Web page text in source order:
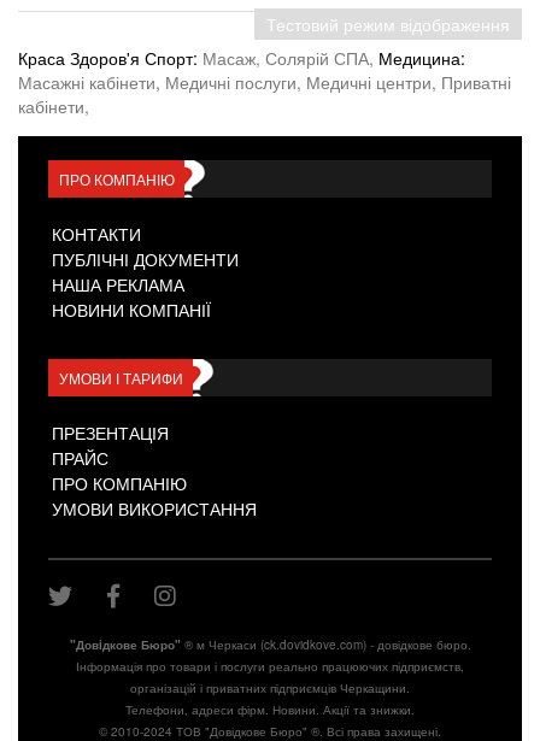
Пишіть сміливіше, залишайте свої відгуки про послуги та товари
фірм Черкаського регіону. Пам'ятайте, що ваш коментар може
багато чого змінити у роботі того чи іншого підприємства....
Тестовий режим відображення
Краса Здоров'я Спорт: Масаж, Солярій СПА, Медицина:
Масажні кабінети, Медичні послуги, Медичні центри, Приватні
кабінети,
ПРО КОМПАНІЮ
КОНТАКТИ
ПУБЛІЧНІ ДОКУМЕНТИ
НАША РЕКЛАМА
НОВИНИ КОМПАНІЇ
УМОВИ І ТАРИФИ
ПРЕЗЕНТАЦІЯ
ПРАЙС
ПРО КОМПАНІЮ
УМОВИ ВИКОРИСТАННЯ
"Довiдкове Бюро"® м Черкаси (ck.dovidkove.com) - довідкове бюро.
Інформація про товари і послуги реально працюючих підприємств,
організацій і приватних підприємців Черкащини.
Телефони, адреси фірм. Новини. Акції та знижки.
© 2010-2024 ТОВ "Довідкове Бюро" ®. Всі права захищені.